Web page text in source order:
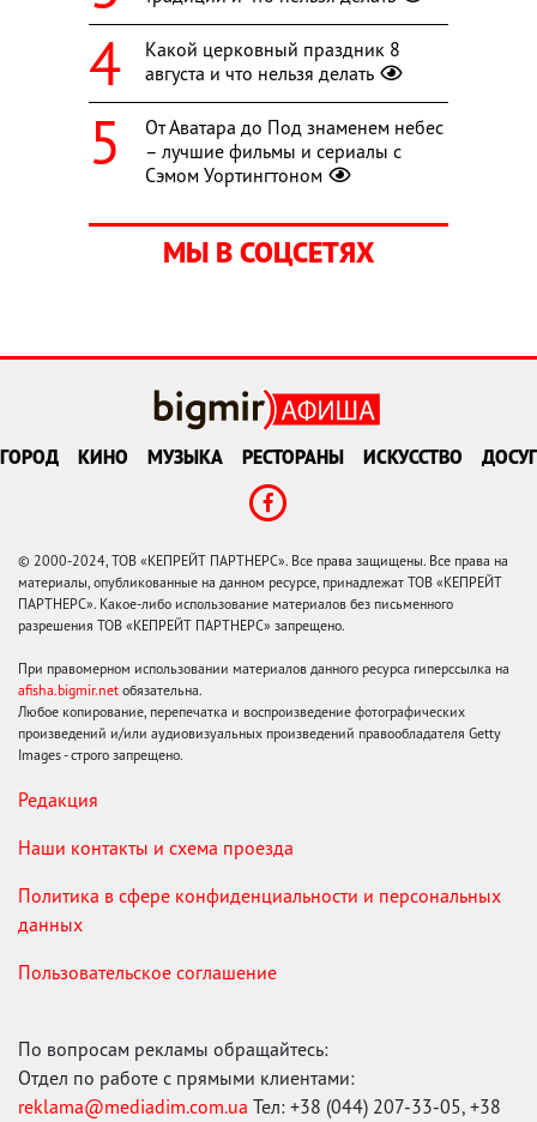
Какой церковный праздник 8
августа и что нельзя делать
От Аватара до Под знаменем небес
– лучшие фильмы и сериалы с
Сэмом Уортингтоном
МЫ В СОЦСЕТЯХ
ГОРОД КИНО МУЗЫКА РЕСТОРАНЫ ИСКУССТВО ДОСУГ
© 2000-2024, ТОВ «КЕПРЕЙТ ПАРТНЕРС». Все права защищены. Все права на
материалы, опубликованные на данном ресурсе, принадлежат ТОВ «КЕПРЕЙТ
ПАРТНЕРС». Какое-либо использование материалов без письменного
разрешения ТОВ «КЕПРЕЙТ ПАРТНЕРС» запрещено.
При правомерном использовании материалов данного ресурса гиперссылка на
afisha.bigmir.net обязательна.
Любое копирование, перепечатка и воспроизведение фотографических
произведений и/или аудиовизуальных произведений правообладателя Getty
Images - строго запрещено.
Редакция
Наши контакты и схема проезда
Политика в сфере конфиденциальности и персональных
данных
Пользовательское соглашение
По вопросам рекламы обращайтесь:
Отдел по работе с прямыми клиентами:
reklama@mediadim.com.ua Тел: +38 (044) 207-33-05, +38